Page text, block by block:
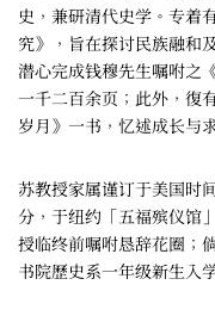
史，兼研清代史学。专着
究》，旨在探讨民族融和
潜心完成钱穆先生嘱咐之
一千二百余页；此外，復
岁月》一书，忆述成长与
苏教授家属谨订于美国时
分，于纽约「五福殡仪馆
授临终前嘱咐恳辞花圈；
书院歷史系一年级新生入